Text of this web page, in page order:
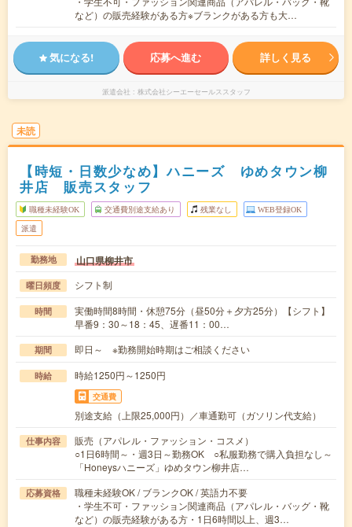
など）の販売経験がある方※ブランクがある方も大…
気になる! 応募へ進む 詳しく見る
派遣会社 株式会社シーエーセールススタッフ
未読
【時短・日数少なめ】ハニーズ ゆめタウン柳
井店 販売スタッフ
職種未経験OK 交通費別途支給あり 残業なし WEB登録OK
派遣
勤務地 山口県柳井市
曜日頻度 シフト制
時間
実働時間8時間・休憩75分（昼50分＋夕方25分）【シフト】
早番9：30～18：45、遅番11：00…
期間 即日～ ※勤務開始時期はご相談ください
時給 時給1250円～1250円
交通費
別途支給（上限25,000円）／車通勤可（ガソリン代支給）
仕事内容
販売（アパレル・ファッション・コスメ）
○1日6時間～・週3日～勤務OK ○私服勤務で購入負担なし～
「Honeysハニーズ」ゆめタウン柳井店…
応募資格
職種未経験OK / ブランクOK / 英語力不要
・学生不可・ファッション関連商品（アパレル・バッグ・靴
など）の販売経験がある方・1日6時間以上、週3…